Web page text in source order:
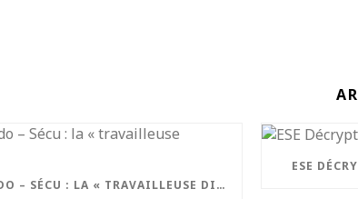
POINT DE VUE HEBDO – SÉCU : LA « TRAVAILLEUSE DISSIMULÉE »
ESE